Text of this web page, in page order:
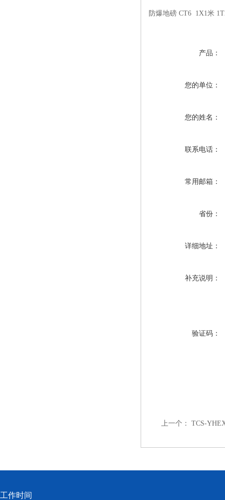
防爆地磅 CT6 1X1米
产品：
您的单位：
您的姓名：
联系电话：
常用邮箱：
省份：
详细地址：
补充说明：
验证码：
上一个： TCS-
工作时间